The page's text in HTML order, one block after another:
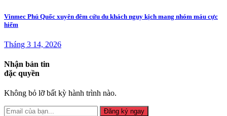
Vinmec Phú Quốc xuyên đêm cứu du khách nguy kịch mang nhóm máu cực
hiếm
Tháng 3 14, 2026
Nhận bản tin
đặc quyền
Không bỏ lỡ bất kỳ hành trình nào.
Đăng ký ngay